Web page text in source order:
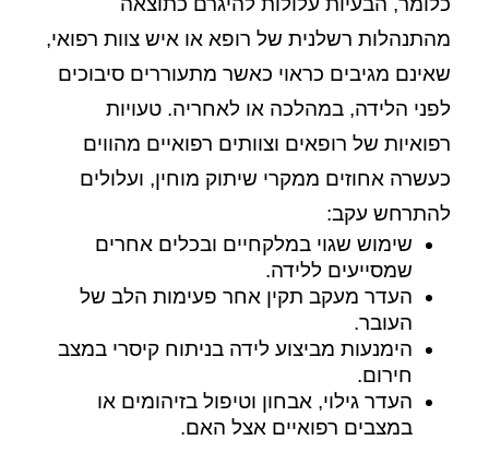
מהתנהלות רשלנית של רופא או איש צוות רפואי,
שאינם מגיבים כראוי כאשר מתעוררים סיבוכים
לפני הלידה, במהלכה או לאחריה. טעויות
רפואיות של רופאים וצוותים רפואיים מהווים
כעשרה אחוזים ממקרי שיתוק מוחין, ועלולים
להתרחש עקב:
שימוש שגוי במלקחיים ובכלים אחרים
שמסייעים ללידה.
העדר מעקב תקין אחר פעימות הלב של
העובר.
הימנעות מביצוע לידה בניתוח קיסרי במצב
חירום.
העדר גילוי, אבחון וטיפול בזיהומים או
במצבים רפואיים אצל האם.